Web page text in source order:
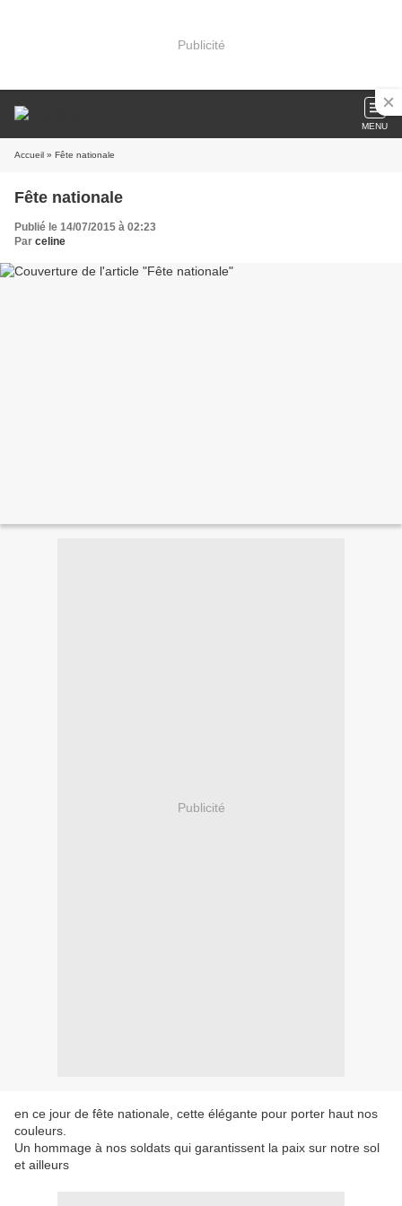
Publicité
MENU
Accueil » Fête nationale
Fête nationale
Publié le 14/07/2015 à 02:23
Par celine
Publicité
en ce jour de fête nationale, cette élégante pour porter haut nos
couleurs.
Un hommage à nos soldats qui garantissent la paix sur notre sol
et ailleurs